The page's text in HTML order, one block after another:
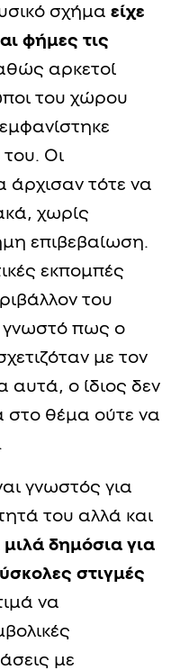
σχήμα είχε
φήμες τις
αρκετοί
του χώρου
Οι
άρχισαν τότε να
χωρίς
επιβεβαίωση.
εκπομπές
του
γνωστό πως ο
με τον
ο ίδιος δεν
στο θέμα ούτε να
γνωστός για
του αλλά και
δημόσια για
στιγμές
να
με